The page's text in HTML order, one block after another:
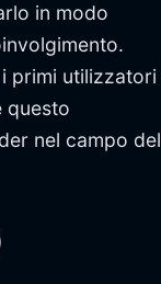
in modo
primi utilizzatori
questo
nel campo del